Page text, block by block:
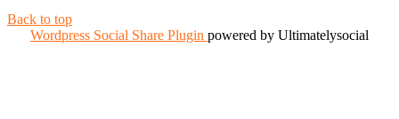
Back to top
Wordpress Social Share Plugin powered by Ultimatelysocial